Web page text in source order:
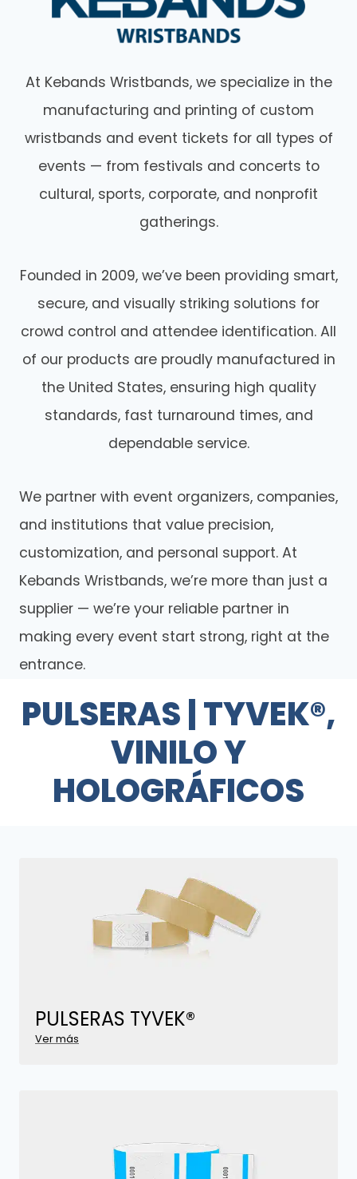
At Kebands Wristbands, we specialize in the
manufacturing and printing of custom
wristbands and event tickets for all types of
events — from festivals and concerts to
cultural, sports, corporate, and nonprofit
gatherings.
Founded in 2009, we’ve been providing smart,
secure, and visually striking solutions for
crowd control and attendee identification. All
of our products are proudly manufactured in
the United States, ensuring high quality
standards, fast turnaround times, and
dependable service.
We partner with event organizers, companies,
and institutions that value precision,
customization, and personal support. At
Kebands Wristbands, we’re more than just a
supplier — we’re your reliable partner in
making every event start strong, right at the
entrance.
PULSERAS | TYVEK®,
VINILO Y
HOLOGRÁFICOS
PULSERAS TYVEK®
Ver más